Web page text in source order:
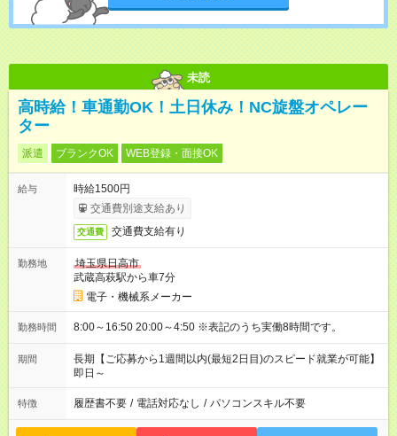
未読
高時給！車通勤OK！土日休み！NC旋盤オペレー
ター
派遣 ブランクOK WEB登録・面接OK
給与
時給1500円
交通費別途支給あり
交通費 交通費支給有り
勤務地
埼玉県日高市
武蔵高萩駅から車7分
電子・機械系メーカー
勤務時間 8:00～16:50 20:00～4:50 ※表記のうち実働8時間です。
期間
長期【ご応募から1週間以内(最短2日目)のスピード就業が可能】
即日～
特徴 履歴書不要 / 電話対応なし / パソコンスキル不要